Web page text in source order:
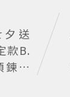
送
款B.
鍊甜